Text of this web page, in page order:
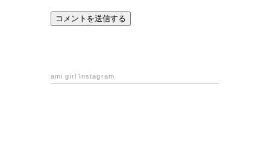
ami girl Instagram